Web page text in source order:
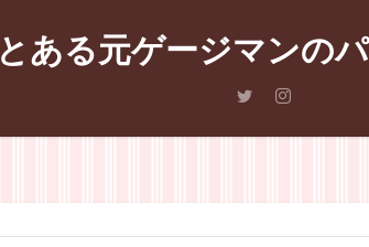
とある元ゲージマンの